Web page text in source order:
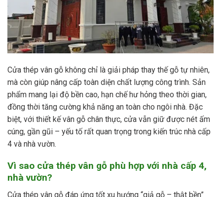
Cửa thép vân gỗ không chỉ là giải pháp thay thế gỗ tự nhiên,
mà còn giúp nâng cấp toàn diện chất lượng công trình. Sản
phẩm mang lại độ bền cao, hạn chế hư hỏng theo thời gian,
đồng thời tăng cường khả năng an toàn cho ngôi nhà. Đặc
biệt, với thiết kế vân gỗ chân thực, cửa vẫn giữ được nét ấm
cúng, gần gũi – yếu tố rất quan trọng trong kiến trúc nhà cấp
4 và nhà vườn.
Vì sao cửa thép vân gỗ phù hợp với nhà cấp 4,
nhà vườn?
Cửa thép vân gỗ đáp ứng tốt xu hướng “giả gỗ – thật bền”